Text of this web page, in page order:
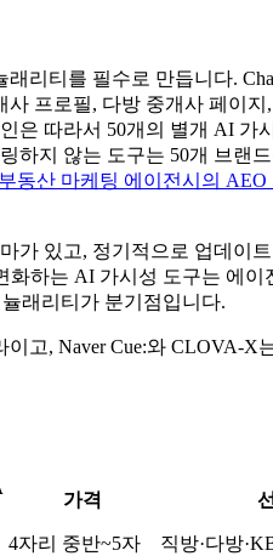
리티를 필수로 만듭니다.
프로필, 다방 중개사 페이
은 따라서 50개의 별개 AI 가
지 않는 도구는 50개 브랜
동산 마케팅 에이전시의 AEO
가 있고, 정기적으로 업데이
하는 AI 가시성 도구는 에
래리티가 분기점입니다.
고, Naver Cue:와 CLOVA-X
가격
4자리 중반~5자
직방·다방